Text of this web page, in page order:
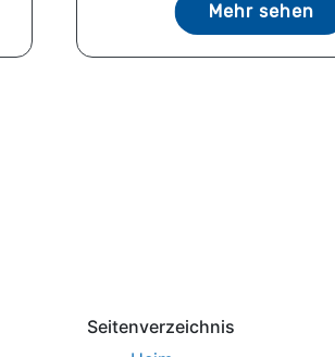
Mehr sehen
Seitenverzeichnis